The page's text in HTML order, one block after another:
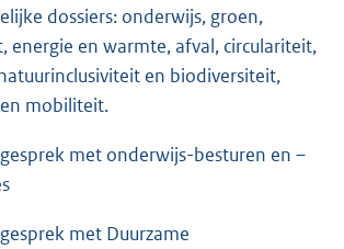
dossiers: onderwijs, groen,
energie en warmte, afval, circulariteit,
en biodiversiteit,
mobiliteit.
met onderwijs-besturen en –
met Duurzame